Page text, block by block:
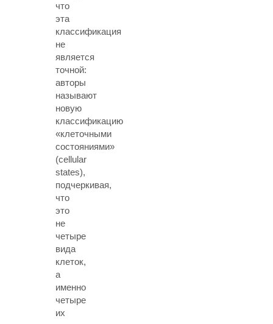
что
эта
классификация
не
является
точной:
авторы
называют
новую
классификацию
«клеточными
состояниями»
(cellular
states),
подчеркивая,
что
это
не
четыре
вида
клеток,
а
именно
четыре
их